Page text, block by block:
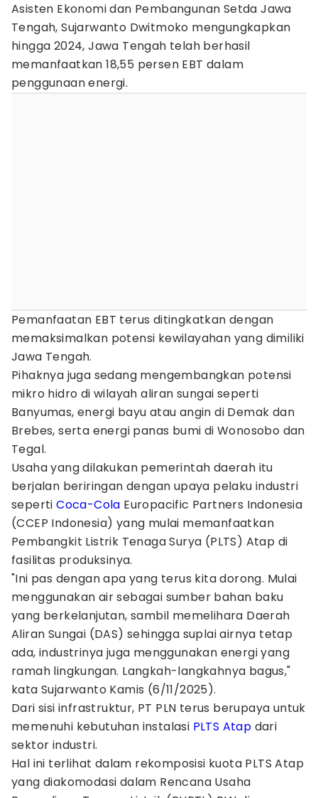
Asisten Ekonomi dan Pembangunan Setda Jawa
Tengah, Sujarwanto Dwitmoko mengungkapkan
hingga 2024, Jawa Tengah telah berhasil
memanfaatkan 18,55 persen EBT dalam
penggunaan energi.
Pemanfaatan EBT terus ditingkatkan dengan
memaksimalkan potensi kewilayahan yang dimiliki
Jawa Tengah.
Pihaknya juga sedang mengembangkan potensi
mikro hidro di wilayah aliran sungai seperti
Banyumas, energi bayu atau angin di Demak dan
Brebes, serta energi panas bumi di Wonosobo dan
Tegal.
Usaha yang dilakukan pemerintah daerah itu
berjalan beriringan dengan upaya pelaku industri
sepertiCoca-Cola Europacific Partners Indonesia
(CCEP Indonesia) yang mulai memanfaatkan
Pembangkit Listrik Tenaga Surya (PLTS) Atap di
fasilitas produksinya.
"Ini pas dengan apa yang terus kita dorong. Mulai
menggunakan air sebagai sumber bahan baku
yang berkelanjutan, sambil memelihara Daerah
Aliran Sungai (DAS) sehingga suplai airnya tetap
ada, industrinya juga menggunakan energi yang
ramah lingkungan. Langkah-langkahnya bagus,"
kata Sujarwanto Kamis (6/11/2025).
Dari sisi infrastruktur, PT PLN terus berupaya untuk
memenuhi kebutuhan instalasi PLTS Atap dari
sektor industri.
Hal ini terlihat dalam rekomposisi kuota PLTS Atap
yang diakomodasi dalam Rencana Usaha